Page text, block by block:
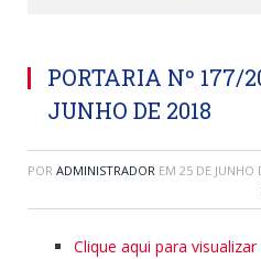
PORTARIA Nº 177/
JUNHO DE 2018
POR ADMINISTRADOR EM 25 DE JUNHO
Clique aqui para visualizar